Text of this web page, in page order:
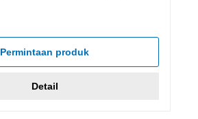
Permintaan produk
Detail